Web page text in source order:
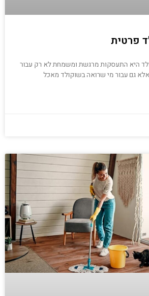
פרטית
היא התעסקות מרגשת ומשמחת לא רק עבור
גם עבור מי שרואה בשוקולד מאכל